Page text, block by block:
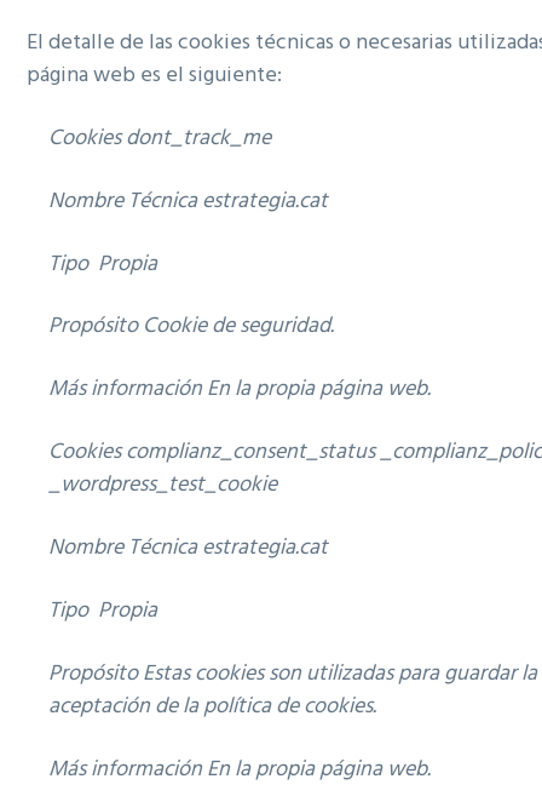
El detalle de las cookies técnicas o necesarias
página web es el siguiente:
Cookiesdont_track_me
Nombre Técnica estrategia.cat
Tipo Propia
Propósito Cookie de seguridad.
Más información En la propia página web.
Cookiescomplianz_consent_status
_wordpress_test_cookie
Nombre Técnica estrategia.cat
Tipo Propia
Propósito Estas cookies son utilizadas para guardar la
aceptación de la política de cookies.
Más información En la propia página web.